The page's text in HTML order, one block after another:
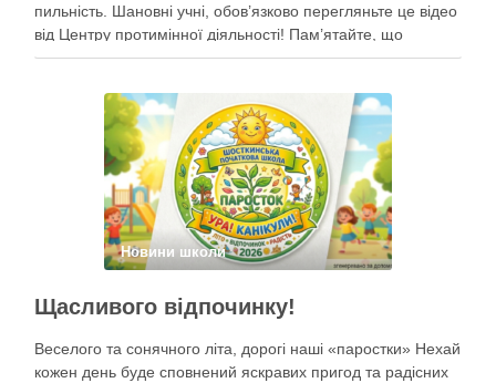
пильність. Шановні учні, обов’язково перегляньте це відео
від Центру протимінної діяльності! Пам’ятайте, що
небезпека може ховатися будь-де, тому під час
Новини школи
Щасливого відпочинку!
Веселого та сонячного літа, дорогі наші «паростки» Нехай
кожен день буде сповнений яскравих пригод та радісних